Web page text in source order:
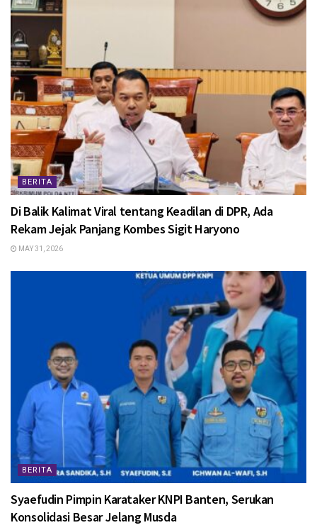
BERITA
Di Balik Kalimat Viral tentang Keadilan di DPR, Ada
Rekam Jejak Panjang Kombes Sigit Haryono
MAY 31, 2026
BERITA
Syaefudin Pimpin Karataker KNPI Banten, Serukan
Konsolidasi Besar Jelang Musda